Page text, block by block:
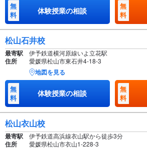
無
料
体験授業の相談
無
料
松山石井校
最寄駅 伊予鉄道横河原線いよ立花駅
住所 愛媛県松山市東石井4-18-3
地図を見る
無
料
体験授業の相談
無
料
松山衣山校
最寄駅 伊予鉄道高浜線衣山駅から徒歩3分
住所 愛媛県松山市衣山1-228-3